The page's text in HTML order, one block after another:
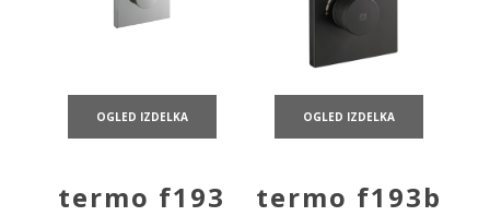
OGLED IZDELKA OGLED IZDELKA
termo f193 termo f193b